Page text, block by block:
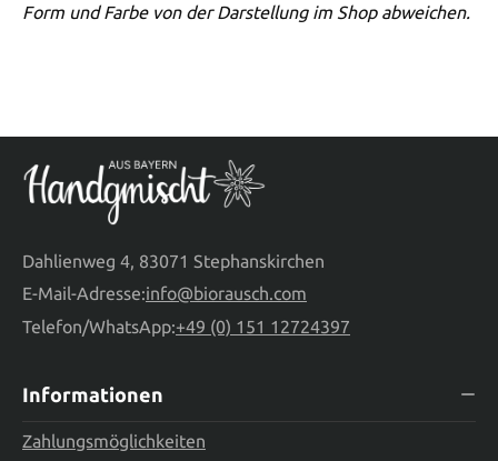
Form und Farbe von der Darstellung im Shop abweichen.
Dahlienweg 4, 83071 Stephanskirchen
E-Mail-Adresse:info@biorausch.com
Telefon/WhatsApp:+49 (0) 151 12724397
Informationen
Zahlungsmöglichkeiten